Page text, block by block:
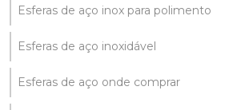
Esferas de aço inox para polimento
Esferas de aço inoxidável
Esferas de aço onde comprar